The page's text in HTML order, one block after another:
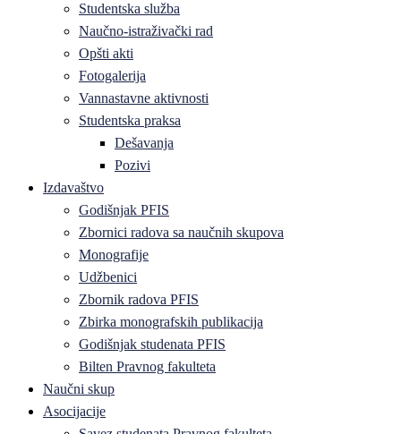
Studentska služba
Naučno-istraživački rad
Opšti akti
Fotogalerija
Vannastavne aktivnosti
Studentska praksa
Dešavanja
Pozivi
Izdavaštvo
Godišnjak PFIS
Zbornici radova sa naučnih skupova
Monografije
Udžbenici
Zbornik radova PFIS
Zbirka monografskih publikacija
Godišnjak studenata PFIS
Bilten Pravnog fakulteta
Naučni skup
Asocijacije